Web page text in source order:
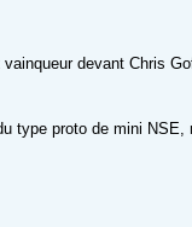
devant Chris
type proto de mini